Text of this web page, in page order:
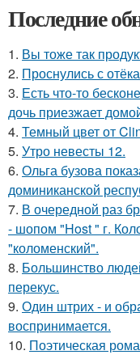
Последние
1. Вы тоже так
2. Проснулись с
3. Есть что-то
дочь приезжает
4. Темный цвет от
5. Утро невесты 12.
6. Ольга бузова
доминиканской
7. В очередной раз
- шопом "Host " г.
"коломенский".
8. Большинство
перекус.
9. Один штрих - и
воспринимается.
10. Поэтическая